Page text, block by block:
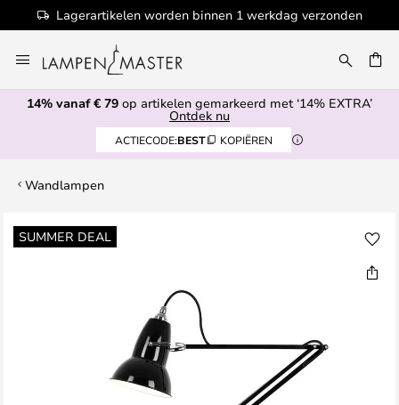
Lagerartikelen worden binnen 1 werkdag verzonden
naar
de
inhoud
14% vanaf € 79 op artikelen gemarkeerd met ‘14% EXTRA’
Ontdek nu
ACTIECODE:BEST KOPIËREN
Wandlampen
SUMMER DEAL
Ga
naar